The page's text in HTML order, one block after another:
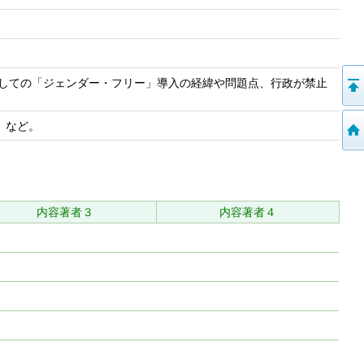
の「ジェンダー・フリー」導入の経緯や問題点、行政が禁止
ど。
内容著者３
内容著者４